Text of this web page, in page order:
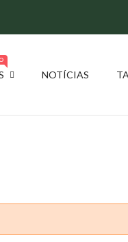
NOTÍCIAS